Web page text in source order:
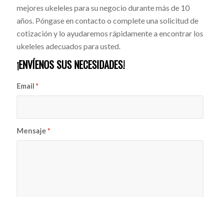
mejores ukeleles para su negocio durante más de 10
años. Póngase en contacto o complete una solicitud de
cotización y lo ayudaremos rápidamente a encontrar los
ukeleles adecuados para usted.
¡ENVÍENOS SUS NECESIDADES!
Email *
Mensaje *